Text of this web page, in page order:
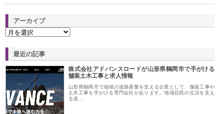
アーカイブ
最近の記事
株式会社アドバンスロードが山形県鶴岡市で手がける
舗装土木工事と求人情報
山形県鶴岡市で地域の道路基盤を支える企業として、舗装工事や
土木工事を手がける専門会社があります。地域住民の生活を支え
る道…